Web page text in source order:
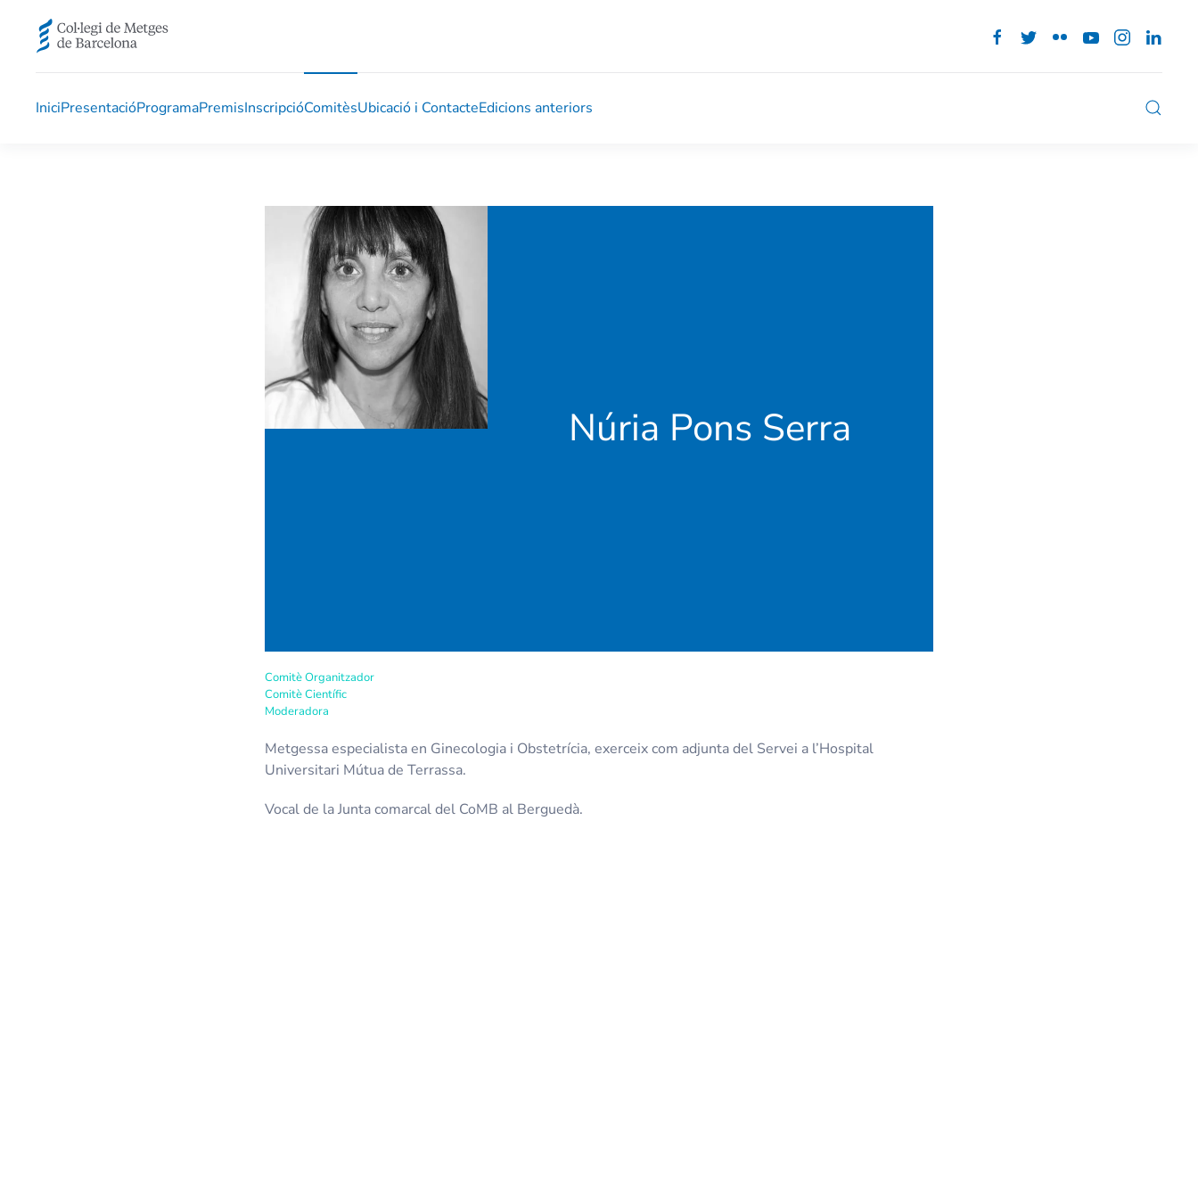
Skip to main content
IniciPresentacióProgramaPremisInscripcióComitèsUbicació i ContacteEdicions anteriors
Núria Pons Serra
Comitè Organitzador
Comitè Científic
Moderadora
Metgessa especialista en Ginecologia i Obstetrícia, exerceix com adjunta del Servei a l’Hospital
Universitari Mútua de Terrassa.
Vocal de la Junta comarcal del CoMB al Berguedà.